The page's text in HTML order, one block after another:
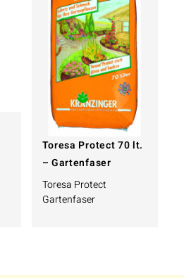
Toresa Protect 70 lt.
– Gartenfaser
Toresa Protect
Gartenfaser